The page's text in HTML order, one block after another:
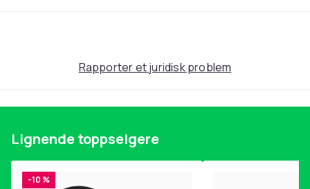
Monkey Fry er et perfekt agn å fiske med Dropshot-
Sjekk ut Team Galant på Youtube når de fisker
dropshot med Monkey Steke. Resultatet er
enestående og de har virkelig store sitteplasser, noe
som er godt dokumentert i filmene deres. Vi i
Rapporter et juridisk problem
Lignende toppselgere
-10 %